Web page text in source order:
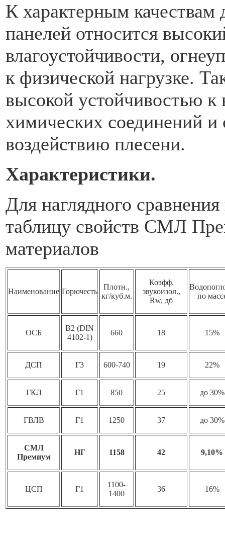
К характерным
панелей относится
влагоустойчивости,
к физической нагрузке.
высокой устойчивостью
химических соединений
воздействию плесени.
Характеристики.
Для наглядного
таблицу свойств СМЛ
материалов
Наименование Горючесть
Плотн.,
кг/куб.м.
Коэфф.
звукоизол.,
Rw, дб
по
ОСБ
B2 (DIN
4102-1)
660 18 15%
ДСП Г3 600-740 19 22%
ГКЛ Г1 850 25 до 30%
ГВЛВ Г1 1250 37 до 30%
СМЛ
Премиум
НГ 1158 42 9,10%
ЦСП Г1
1100-
1400
36 16%